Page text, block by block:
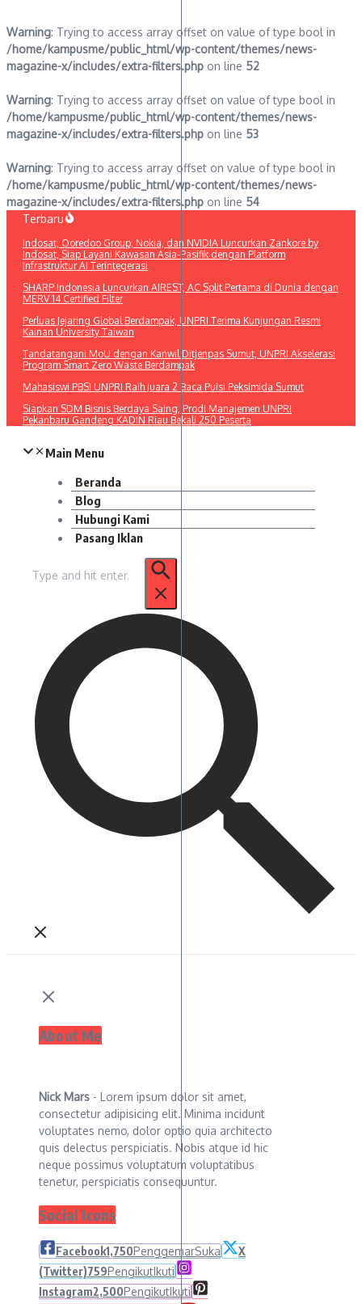
Warning: Trying to access array offset on value of type bool in
/home/kampusme/public_html/wp-content/themes/news-
magazine-x/includes/extra-filters.php on line 52
Warning: Trying to access array offset on value of type bool in
/home/kampusme/public_html/wp-content/themes/news-
magazine-x/includes/extra-filters.php on line 53
Warning: Trying to access array offset on value of type bool in
/home/kampusme/public_html/wp-content/themes/news-
magazine-x/includes/extra-filters.php on line 54
Lewati
konten
Terbaru
Indosat, Ooredoo Group, Nokia, dan NVIDIA Luncurkan Zankore by
Indosat, Siap Layani Kawasan Asia-Pasifik dengan Platform
Infrastruktur AI Terintegerasi
SHARP Indonesia Luncurkan AIREST, AC Split Pertama di Dunia dengan
MERV 14 Certified Filter
Perluas Jejaring Global Berdampak, UNPRI Terima Kunjungan Resmi
Kainan University Taiwan
Tandatangani MoU dengan Kanwil Ditjenpas Sumut, UNPRI Akselerasi
Program Smart Zero Waste Berdampak
Mahasiswi PBSI UNPRI Raih Juara 2 Baca Puisi Peksimida Sumut
Siapkan SDM Bisnis Berdaya Saing, Prodi Manajemen UNPRI
Pekanbaru Gandeng KADIN Riau Bekali 250 Peserta
Main Menu
Beranda
Blog
Hubungi Kami
Pasang Iklan
untuk:
About Me
Nick Mars - Lorem ipsum dolor sit amet,
consectetur adipisicing elit. Minima incidunt
voluptates nemo, dolor optio quia architecto
quis delectus perspiciatis. Nobis atque id hic
neque possimus voluptatum voluptatibus
tenetur, perspiciatis consequuntur.
Social Icons
Facebook1,750PenggemarSuka
X
(Twitter)759PengikutIkuti
Instagram2,500PengikutIkuti